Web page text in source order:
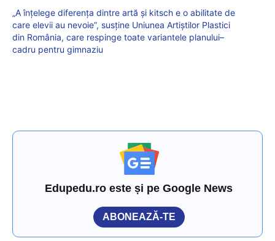
„A înțelege diferența dintre artă și kitsch e o abilitate de
care elevii au nevoie”, susține Uniunea Artiștilor Plastici
din România, care respinge toate variantele planului–
cadru pentru gimnaziu
Edupedu.ro este și pe Google News
ABONEAZĂ-TE